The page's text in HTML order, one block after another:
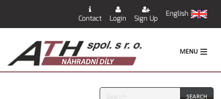
Contact Login Sign Up
English
MENU
Search